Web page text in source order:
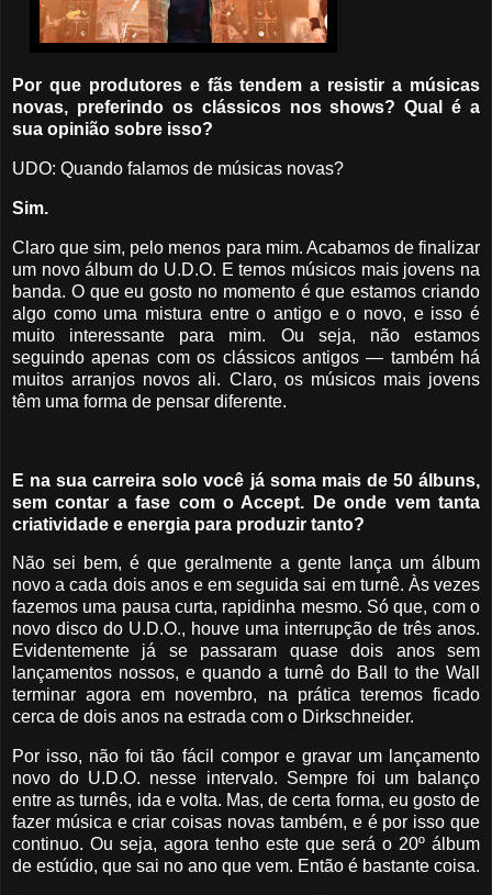
Por que produtores e fãs tendem a resistir a músicas
novas, preferindo os clássicos nos shows? Qual é a
sua opinião sobre isso?
UDO: Quando falamos de músicas novas?
Sim.
Claro que sim, pelo menos para mim. Acabamos de finalizar
um novo álbum do U.D.O. E temos músicos mais jovens na
banda. O que eu gosto no momento é que estamos criando
algo como uma mistura entre o antigo e o novo, e isso é
muito interessante para mim. Ou seja, não estamos
seguindo apenas com os clássicos antigos — também há
muitos arranjos novos ali. Claro, os músicos mais jovens
têm uma forma de pensar diferente.
E na sua carreira solo você já soma mais de 50 álbuns,
sem contar a fase com o Accept. De onde vem tanta
criatividade e energia para produzir tanto?
Não sei bem, é que geralmente a gente lança um álbum
novo a cada dois anos e em seguida sai em turnê. Às vezes
fazemos uma pausa curta, rapidinha mesmo. Só que, com o
novo disco do U.D.O., houve uma interrupção de três anos.
Evidentemente já se passaram quase dois anos sem
lançamentos nossos, e quando a turnê do Ball to the Wall
terminar agora em novembro, na prática teremos ficado
cerca de dois anos na estrada com o Dirkschneider.
Por isso, não foi tão fácil compor e gravar um lançamento
novo do U.D.O. nesse intervalo. Sempre foi um balanço
entre as turnês, ida e volta. Mas, de certa forma, eu gosto de
fazer música e criar coisas novas também, e é por isso que
continuo. Ou seja, agora tenho este que será o 20º álbum
de estúdio, que sai no ano que vem. Então é bastante coisa.